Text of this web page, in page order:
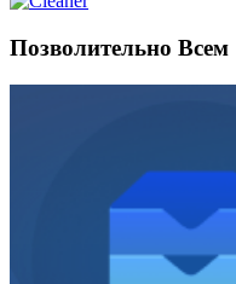
Позволительно Всем